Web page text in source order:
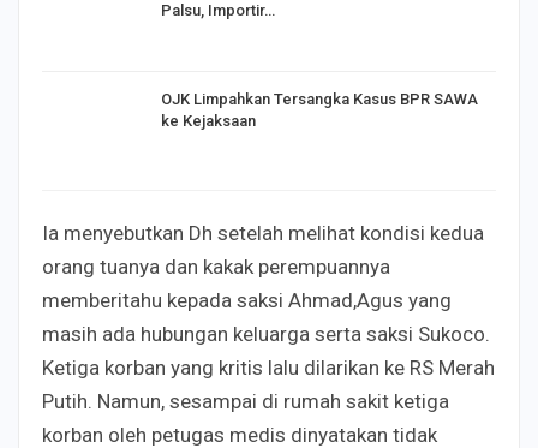
Palsu, Importir…
OJK Limpahkan Tersangka Kasus BPR SAWA
ke Kejaksaan
Ia menyebutkan Dh setelah melihat kondisi kedua
orang tuanya dan kakak perempuannya
memberitahu kepada saksi Ahmad,Agus yang
masih ada hubungan keluarga serta saksi Sukoco.
Ketiga korban yang kritis lalu dilarikan ke RS Merah
Putih. Namun, sesampai di rumah sakit ketiga
korban oleh petugas medis dinyatakan tidak